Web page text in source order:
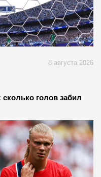
8 августа 2026
сколько голов забил